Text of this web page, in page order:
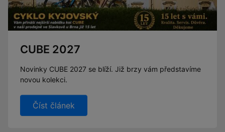
CUBE 2027
Novinky CUBE 2027 se blíží. Již brzy vám představíme
novou kolekci.
Číst článek